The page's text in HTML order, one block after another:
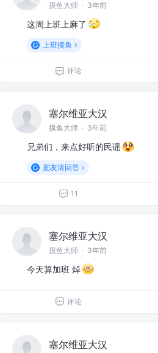
摸鱼大师 · 3年前
这周上班上麻了
上班摸鱼
评论
塞尔维亚大汉
摸鱼大师 · 3年前
兄弟们，来点好听的民谣
掘友请回答
11
塞尔维亚大汉
摸鱼大师 · 3年前
今天算加班 焯
评论
塞尔维亚大汉